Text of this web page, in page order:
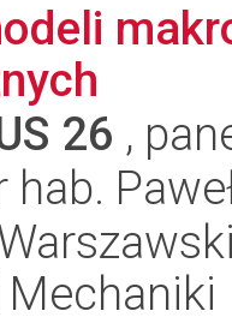
26 ,